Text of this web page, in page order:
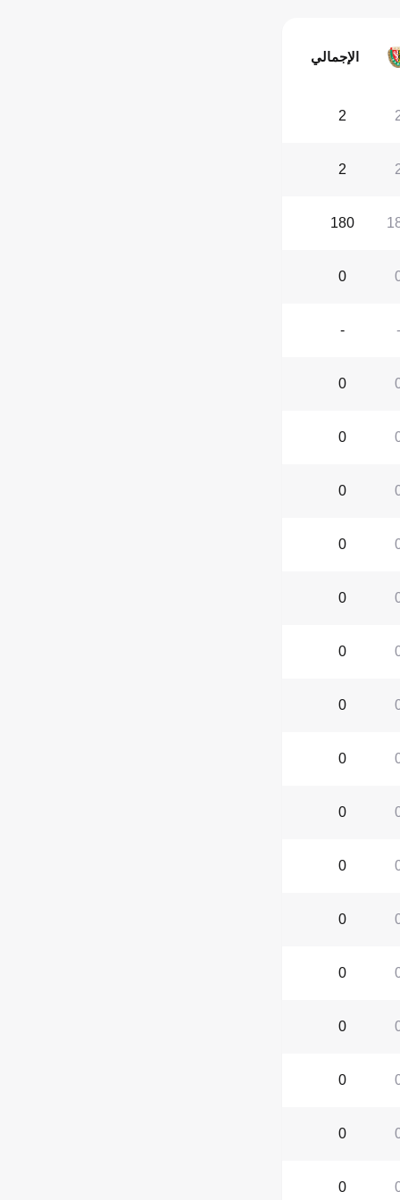
الإجمالي
2
2
180
0
-
-
0
0
0
0
0
0
0
0
0
0
0
0
0
0
0
0